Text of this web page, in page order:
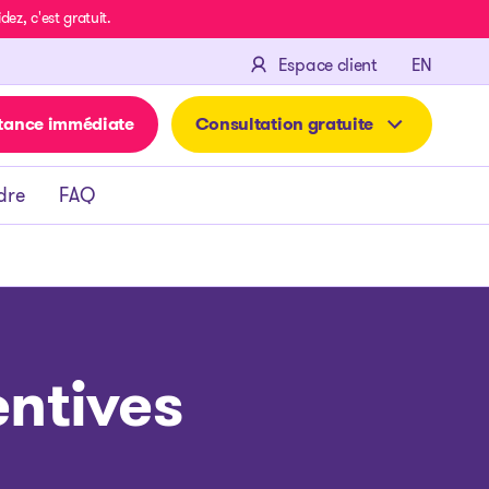
c'est gratuit.
Espace client EN
immédiate Consultation gratuite
FAQ